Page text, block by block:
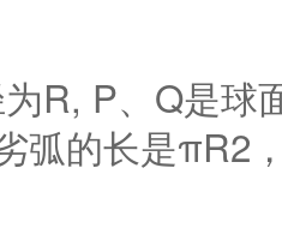
R, P、Q是球
弧的长是πR2